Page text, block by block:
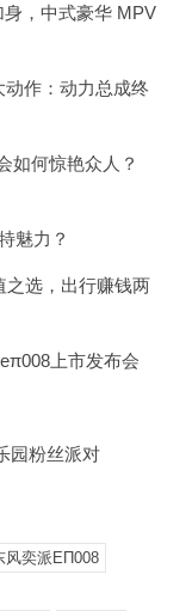
身，中式豪华 MPV
作：动力总成终
如何惊艳众人？
魅力？
之选，出行赚钱两
上市发布会
园粉丝派对
风奕派EΠ008